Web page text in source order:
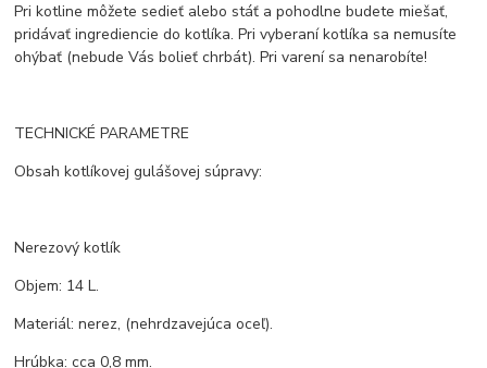
Pri kotline môžete sedieť alebo stáť a pohodlne budete miešať,
pridávať ingrediencie do kotlíka. Pri vyberaní kotlíka sa nemusíte
ohýbať (nebude Vás bolieť chrbát). Pri varení sa nenarobíte!
TECHNICKÉ PARAMETRE
Obsah kotlíkovej gulášovej súpravy:
Nerezový kotlík
Objem: 14 L.
Materiál: nerez, (nehrdzavejúca oceľ).
Hrúbka: cca 0,8 mm.